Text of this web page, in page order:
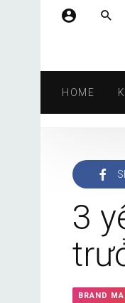
Mật khẩu
Tự động
HOME
3
BRAND